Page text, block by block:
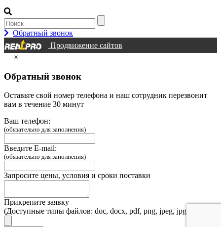
Обратный звонок
Продвижение сайтов
×
Обратный звонок
Оставьте свой номер телефона и наш сотрудник перезвонит
вам в течение 30 минут
Ваш телефон:
(обязательно для заполнения)
Введите E-mail:
(обязательно для заполнения)
Запросите цены, условия и сроки поставки
Прикрепите заявку
(Доступные типы файлов: doc, docx, pdf, png, jpeg, jpg, webp)